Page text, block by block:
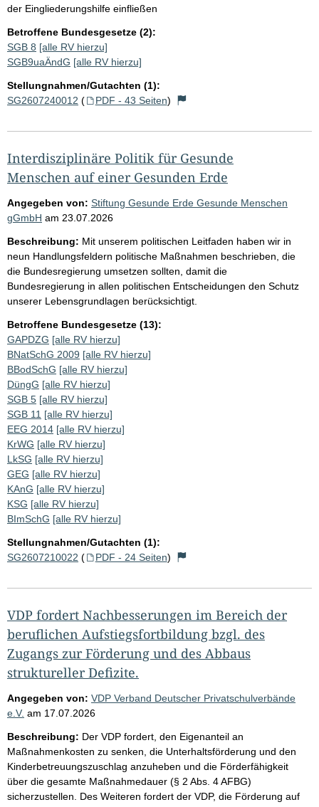
der Eingliederungshilfe einfließen
Betroffene Bundesgesetze (2):
SGB 8 [alle RV hierzu]
SGB9uaÄndG [alle RV hierzu]
Stellungnahmen/Gutachten (1):
SG2607240012 ( PDF - 43 Seiten)
Interdisziplinäre Politik für Gesunde
Menschen auf einer Gesunden Erde
Angegeben von: Stiftung Gesunde Erde Gesunde Menschen
gGmbH am 23.07.2026
Beschreibung: Mit unserem politischen Leitfaden haben wir in
neun Handlungsfeldern politische Maßnahmen beschrieben, die
die Bundesregierung umsetzen sollten, damit die
Bundesregierung in allen politischen Entscheidungen den Schutz
unserer Lebensgrundlagen berücksichtigt.
Betroffene Bundesgesetze (13):
GAPDZG [alle RV hierzu]
BNatSchG 2009 [alle RV hierzu]
BBodSchG [alle RV hierzu]
DüngG [alle RV hierzu]
SGB 5 [alle RV hierzu]
SGB 11 [alle RV hierzu]
EEG 2014 [alle RV hierzu]
KrWG [alle RV hierzu]
LkSG [alle RV hierzu]
GEG [alle RV hierzu]
KAnG [alle RV hierzu]
KSG [alle RV hierzu]
BImSchG [alle RV hierzu]
Stellungnahmen/Gutachten (1):
SG2607210022 ( PDF - 24 Seiten)
VDP fordert Nachbesserungen im Bereich der
beruflichen Aufstiegsfortbildung bzgl. des
Zugangs zur Förderung und des Abbaus
struktureller Defizite.
Angegeben von: VDP Verband Deutscher Privatschulverbände
e.V. am 17.07.2026
Beschreibung: Der VDP fordert, den Eigenanteil an
Maßnahmenkosten zu senken, die Unterhaltsförderung und den
Kinderbetreuungszuschlag anzuheben und die Förderfähigkeit
über die gesamte Maßnahmedauer (§ 2 Abs. 4 AFBG)
sicherzustellen. Des Weiteren fordert der VDP, die Förderung auf